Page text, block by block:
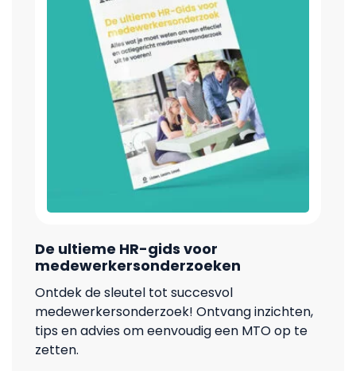
De ultieme HR-gids voor
medewerkersonderzoeken
Ontdek de sleutel tot succesvol
medewerkersonderzoek! Ontvang inzichten,
tips en advies om eenvoudig een MTO op te
zetten.